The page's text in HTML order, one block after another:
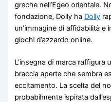
greche nell’Egeo orientale.
fondazione, Dolly ha Dolly
un’immagine di affidabilità
giochi d’azzardo online.
L’insegna di marca raffigura
braccia aperte che sembra
eccitamento. La scelta del
probabilmente ispirata